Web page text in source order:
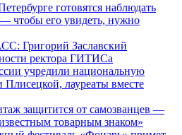
готовятся наблюдать
чтобы его увидеть, нужно
Григорий Заславский
ректора ГИТИСа
учредили национальную
лауреаты вместе
защитится от самозванцев —
товарным знаком»